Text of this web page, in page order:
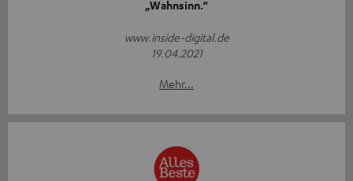
„Wahnsinn.“
www.inside-digital.de
19.04.2021
Mehr...